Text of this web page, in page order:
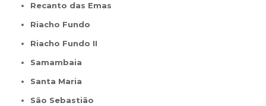
Recanto das Emas
Riacho Fundo
Riacho Fundo II
Samambaia
Santa Maria
São Sebastião